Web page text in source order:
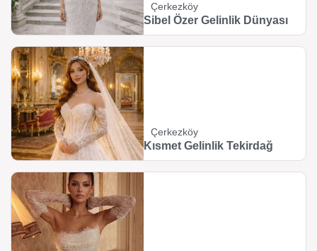
Çerkezköy
Sibel Özer Gelinlik Dünyası
Çerkezköy
Kısmet Gelinlik Tekirdağ